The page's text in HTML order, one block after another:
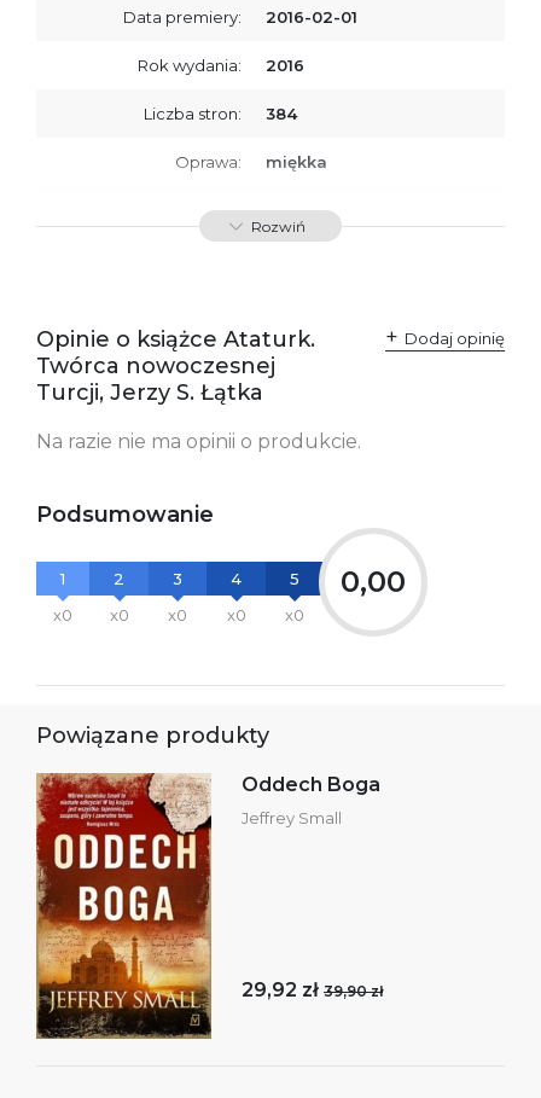
Data premiery: 2016-02-01
Rok wydania: 2016
Liczba stron: 384
Oprawa: miękka
ISBN 9788379763771
odpowiedzialne za
zgodność produktu z
przepisami:
Sp. z o.o.
ul. Fredry 8
61-701 Poznań
Polska
bezpieczeństwa:
Rozwiń
Opinie o książce Ataturk.
Twórca nowoczesnej
Turcji, Jerzy S. Łątka
Dodaj opinię
Na razie nie ma opinii o produkcie.
Podsumowanie
1
x0
2
x0
3
x0
4
x0
5
x0
0,00
Powiązane produkty
Oddech Boga
Jeffrey Small
29,92 zł 39,90 zł